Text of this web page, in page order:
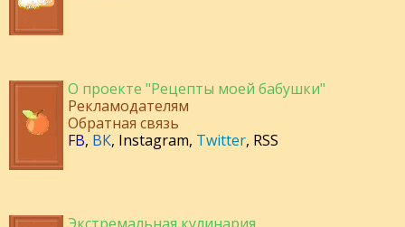
О проекте "Рецепты моей бабушки"
Рекламодателям
Обратная связь
FB, ВК, Instagram, Twitter, RSS